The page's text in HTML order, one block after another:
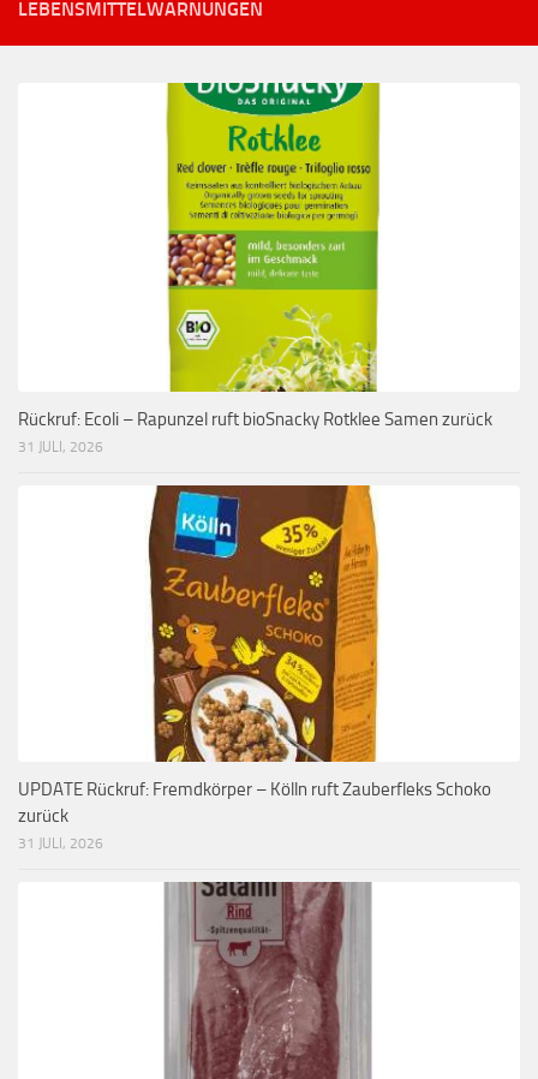
LEBENSMITTELWARNUNGEN
Rückruf: Ecoli – Rapunzel ruft bioSnacky Rotklee Samen zurück
31 JULI, 2026
UPDATE Rückruf: Fremdkörper – Kölln ruft Zauberfleks Schoko
zurück
31 JULI, 2026